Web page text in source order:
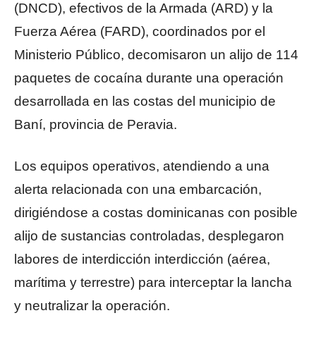
(DNCD), efectivos de la Armada (ARD) y la
Fuerza Aérea (FARD), coordinados por el
Ministerio Público, decomisaron un alijo de 114
paquetes de cocaína durante una operación
desarrollada en las costas del municipio de
Baní, provincia de Peravia.
Los equipos operativos, atendiendo a una
alerta relacionada con una embarcación,
dirigiéndose a costas dominicanas con posible
alijo de sustancias controladas, desplegaron
labores de interdicción interdicción (aérea,
marítima y terrestre) para interceptar la lancha
y neutralizar la operación.